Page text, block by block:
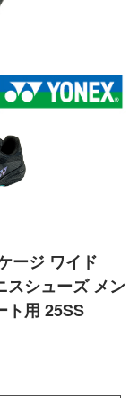
ージ ワイド
スシューズ メン
ト用 25SS